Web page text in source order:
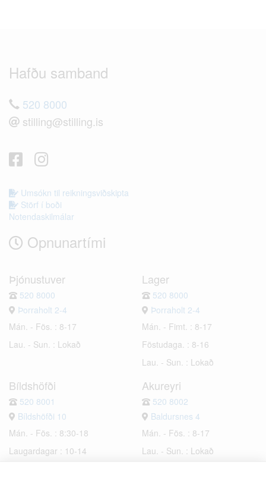
Hafðu samband
520 8000
stilling@stilling.is
Umsókn til reikningsviðskipta
Störf í boði
Notendaskilmálar
Opnunartími
Þjónustuver
520 8000
Þorraholt 2-4
Mán. - Fös. : 8-17
Lau. - Sun. : Lokað
Lager
520 8000
Þorraholt 2-4
Mán. - Fimt. : 8-17
Föstudaga. : 8-16
Lau. - Sun. : Lokað
Bíldshöfði
520 8001
Bíldshöfði 10
Mán. - Fös. : 8:30-18
Laugardagar : 10-14
Akureyri
520 8002
Baldursnes 4
Mán. - Fös. : 8-17
Lau. - Sun. : Lokað